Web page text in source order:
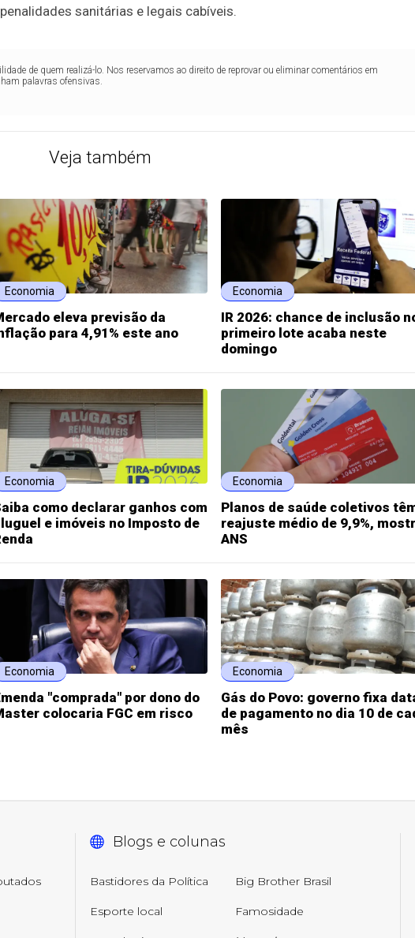
sanitárias e legais cabíveis.
de quem realizá-lo. Nos reservamos ao direito de reprovar ou eliminar comentários em
palavras ofensivas.
Veja também
Economia
eleva previsão da
para 4,91% este ano
Economia
IR 2026: chance de inclusão
primeiro lote acaba neste
domingo
Economia
como declarar ganhos com
e imóveis no Imposto de
Economia
Planos de saúde coletivos
reajuste médio de 9,9%,
ANS
Economia
"comprada" por dono do
colocaria FGC em risco
Economia
Gás do Povo: governo fixa
de pagamento no dia 10 de
mês
Blogs e colunas
Bastidores da Política Big Brother Brasil
Esporte local Famosidade